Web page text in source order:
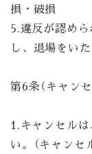
損・破損
5.違反が認め
し、退場をいた
第6条（キャン
1.キャンセル
い。（キャンセ